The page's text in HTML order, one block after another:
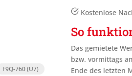
F9Q-760 (U7)
Kostenlose
So
Das gemietete
bzw. vormittags
Ende des letzten